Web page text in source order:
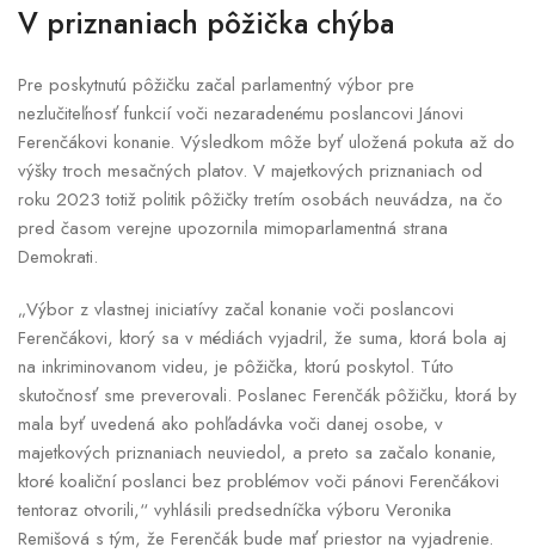
V priznaniach pôžička chýba
Pre poskytnutú pôžičku začal parlamentný výbor pre
nezlučiteľnosť funkcií voči nezaradenému poslancovi Jánovi
Ferenčákovi konanie. Výsledkom môže byť uložená pokuta až do
výšky troch mesačných platov. V majetkových priznaniach od
roku 2023 totiž politik pôžičky tretím osobách neuvádza, na čo
pred časom verejne upozornila mimoparlamentná strana
Demokrati.
„Výbor z vlastnej iniciatívy začal konanie voči poslancovi
Ferenčákovi, ktorý sa v médiách vyjadril, že suma, ktorá bola aj
na inkriminovanom videu, je pôžička, ktorú poskytol. Túto
skutočnosť sme preverovali. Poslanec Ferenčák pôžičku, ktorá by
mala byť uvedená ako pohľadávka voči danej osobe, v
majetkových priznaniach neuviedol, a preto sa začalo konanie,
ktoré koaliční poslanci bez problémov voči pánovi Ferenčákovi
tentoraz otvorili,“ vyhlásili predsedníčka výboru Veronika
Remišová s tým, že Ferenčák bude mať priestor na vyjadrenie.